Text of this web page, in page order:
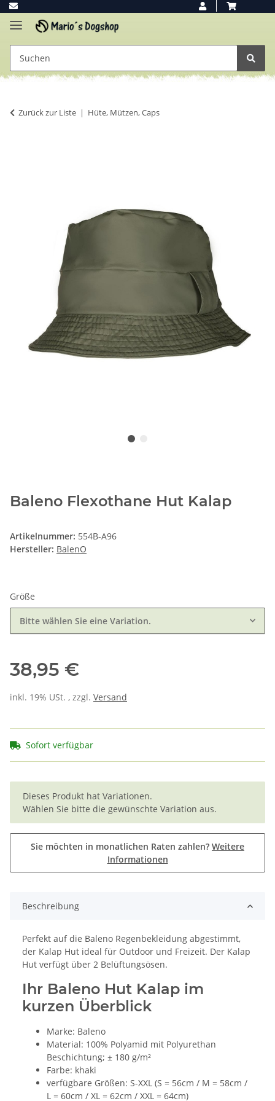
Zurück zur Liste Hüte, Mützen, Caps
Baleno Flexothane Hut Kalap
Artikelnummer: 554B-A96
Hersteller: BalenO
Größe
Bitte wählen Sie eine Variation.
38,95 €
inkl. 19% USt. , zzgl. Versand
Sofort verfügbar
x
Dieses Produkt hat Variationen.
Wählen Sie bitte die gewünschte Variation aus.
Sie möchten in monatlichen Raten zahlen? Weitere
Informationen
Beschreibung
Perfekt auf die Baleno Regenbekleidung abgestimmt,
der Kalap Hut ideal für Outdoor und Freizeit. Der Kalap
Hut verfügt über 2 Belüftungsösen.
Ihr Baleno Hut Kalap im
kurzen Überblick
Marke: Baleno
Material: 100% Polyamid mit Polyurethan
Beschichtung; ± 180 g/m²
Farbe: khaki
verfügbare Größen: S-XXL (S = 56cm / M = 58cm /
L = 60cm / XL = 62cm / XXL = 64cm)